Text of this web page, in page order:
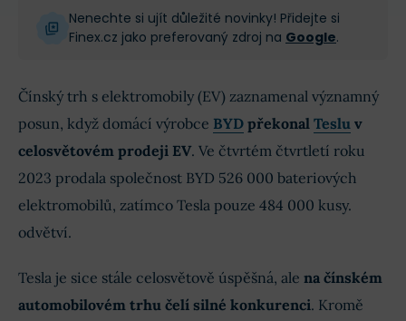
Nenechte si ujít důležité novinky! Přidejte si
Finex.cz jako preferovaný zdroj na Google.
Čínský trh s elektromobily (EV) zaznamenal významný
posun, když domácí výrobce BYD překonal Teslu v
celosvětovém prodeji EV. Ve čtvrtém čtvrtletí roku
2023 prodala společnost BYD 526 000 bateriových
elektromobilů, zatímco Tesla pouze 484 000 kusy.
odvětví.
Tesla je sice stále celosvětově úspěšná, ale na čínském
automobilovém trhu čelí silné konkurenci. Kromě